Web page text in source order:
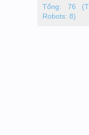
Tổng: 76
Robots: 8)